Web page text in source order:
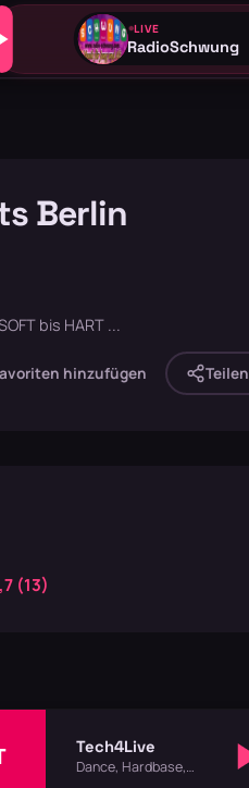
LIVE
RadioSchwung
Berlin
bis HART ...
hinzufügen Teilen
(13)
Tech4Live
Dance, Hardbase,